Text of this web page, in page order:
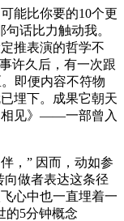
比你要的10个更
话比力触动我。
推表演的哲学不
许久后，有一次跟
即便内容不符物
埋下。成果它朝天
相见》——一部曾入
，” 因而，动如参
向做者表达这条径
心中也一直埋着一
的5分钟概念